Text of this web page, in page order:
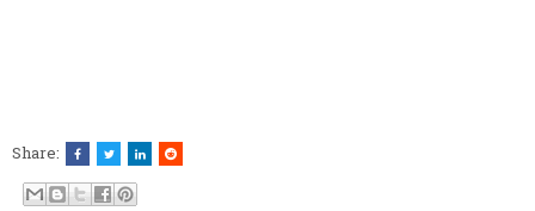
Share: